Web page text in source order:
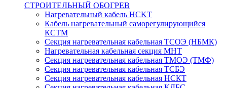
СТРОИТЕЛЬНЫЙ ОБОГРЕВ
Нагревательный кабель НCKТ
Кабель нагревательный саморегулирующийся
КСТМ
Секция нагревательная кабельная ТСОЭ (НБМК)
Нагревательная кабельная секция МНТ
Секция нагревательная кабельная ТМОЭ (ТМФ)
Секция нагревательная кабельная ТСБЭ
Секция нагревательная кабельная НСКТ